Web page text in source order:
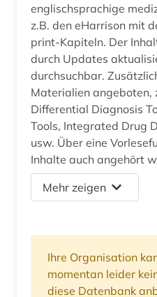
englischsprachige
z.B. den eHarrison mit
print-Kapiteln. Der
durch Updates
durchsuchbar. Zusätzlich werden weitere
Materialien angeboten,
Differential Diagnosis
Tools, Integrated Drug
usw. Über eine
Inhalte auch angehört
Mehr zeigen
Ihre Organisation
momentan leider
diese Datenbank